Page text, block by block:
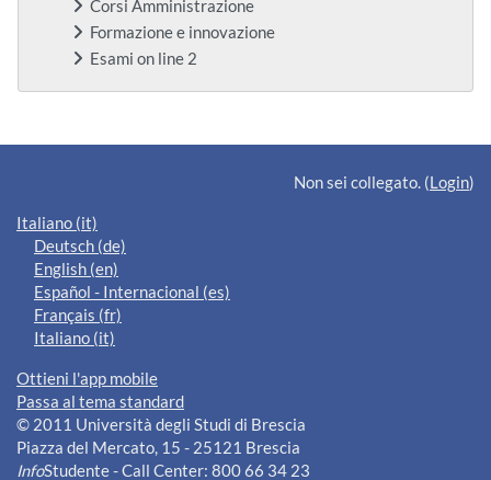
Corsi Amministrazione
Formazione e innovazione
Esami on line 2
Blocchi supplementari
Non sei collegato. (Login)
Italiano ‎(it)‎
Deutsch ‎(de)‎
English ‎(en)‎
Español - Internacional ‎(es)‎
Français ‎(fr)‎
Italiano ‎(it)‎
Ottieni l'app mobile
Passa al tema standard
© 2011 Università degli Studi di Brescia
Piazza del Mercato, 15 - 25121 Brescia
InfoStudente - Call Center: 800 66 34 23